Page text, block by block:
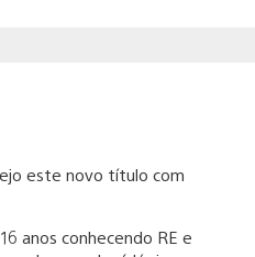
este novo título com
anos conhecendo RE e